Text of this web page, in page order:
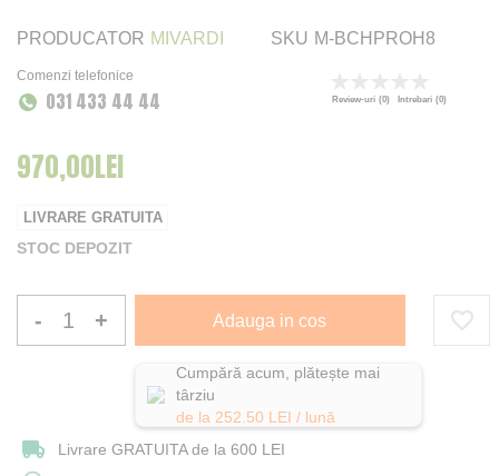
PRODUCATOR MIVARDI SKU M-BCHPROH8
Comenzi telefonice
031 433 44 44
0
% of100
Review-uri (0) Intrebari (0)
970,00LEI
STOC DEPOZIT
LIVRARE GRATUITA
- + Adauga in cos
Cumpără acum, plătește mai
târziu
de la 252.50 LEI / lună
Livrare GRATUITA de la 600 LEI